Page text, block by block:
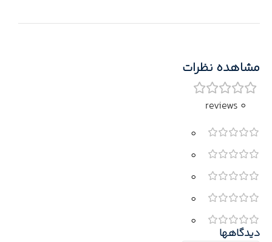
مشاهده نظرات
0 reviews
0
0
0
0
0
دیدگاهها